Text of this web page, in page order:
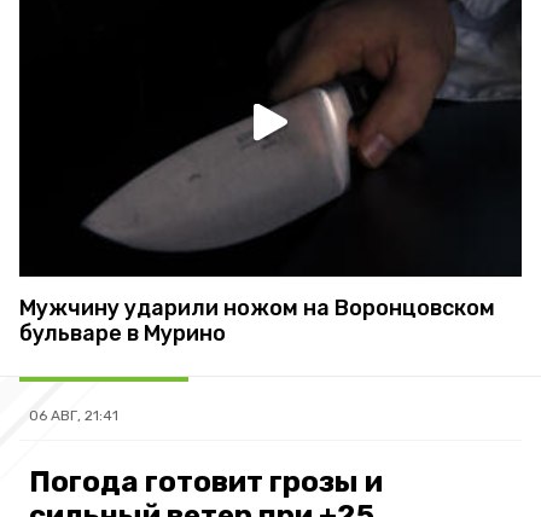
Мужчину ударили ножом на Воронцовском
бульваре в Мурино
06 АВГ, 21:41
Погода готовит грозы и